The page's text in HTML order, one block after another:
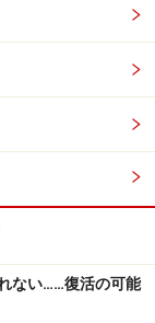
。個々の内定辞
かっているは
るわけではあり
て、採用活動
ない……復活の可能